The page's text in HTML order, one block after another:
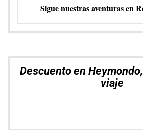
Explora. Compara.
coche